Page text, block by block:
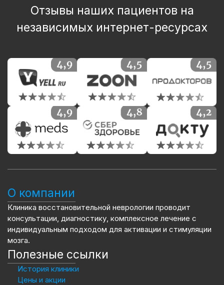
Отзывы наших пациентов на
независимых интернет-ресурсах
О компании
Клиника восстановительной неврологии проводит
консультации, диагностику, комплексное лечение с
индивидуальным подходом для активации и стимуляции
мозга.
Полезные ссылки
История клиники
Цены и акции